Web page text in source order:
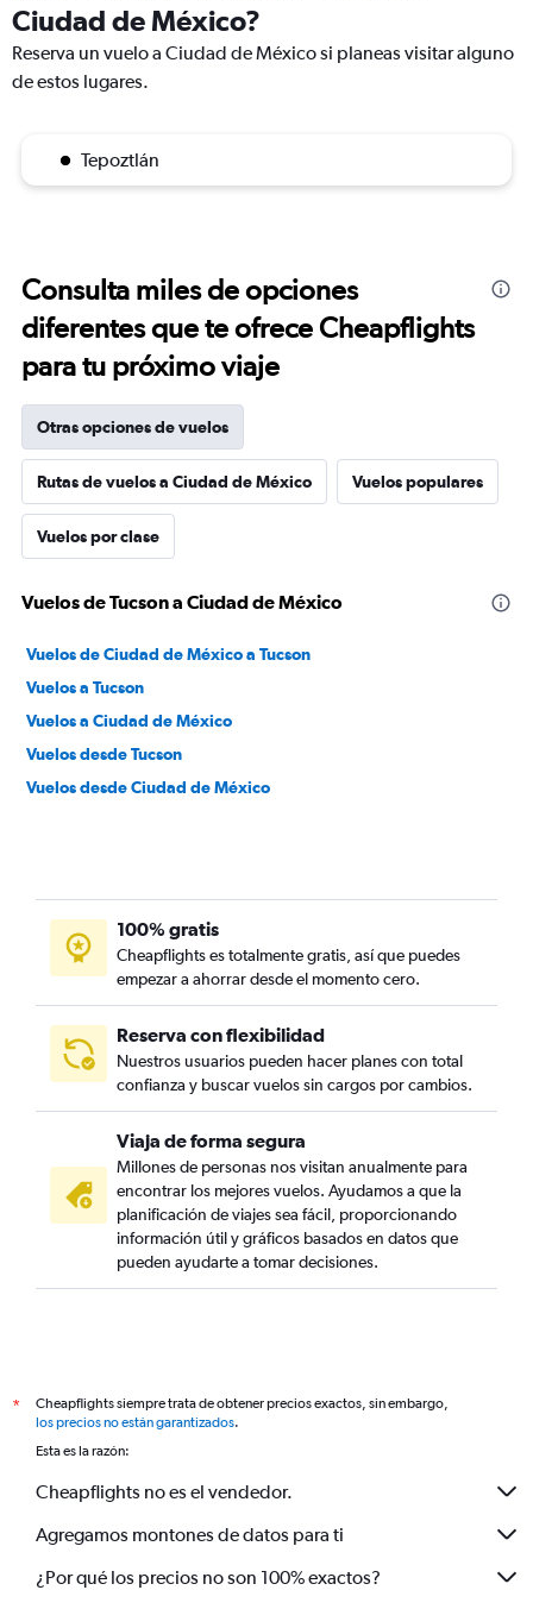
Ciudad de México?
Reserva un vuelo a Ciudad de México si planeas visitar alguno
de estos lugares.
Tepoztlán
Consulta miles de opciones
diferentes que te ofrece Cheapflights
para tu próximo viaje
Otras opciones de vuelos
Rutas de vuelos a Ciudad de México Vuelos populares
Vuelos por clase
Vuelos de Tucson a Ciudad de México
Vuelos de Ciudad de México a Tucson
Vuelos a Tucson
Vuelos a Ciudad de México
Vuelos desde Tucson
Vuelos desde Ciudad de México
100% gratis
Cheapflights es totalmente gratis, así que puedes
empezar a ahorrar desde el momento cero.
Reserva con flexibilidad
Nuestros usuarios pueden hacer planes con total
confianza y buscar vuelos sin cargos por cambios.
Viaja de forma segura
Millones de personas nos visitan anualmente para
encontrar los mejores vuelos. Ayudamos a que la
planificación de viajes sea fácil, proporcionando
información útil y gráficos basados en datos que
pueden ayudarte a tomar decisiones.
*
Cheapflights siempre trata de obtener precios exactos, sin embargo,
los precios no están garantizados.
Esta es la razón:
Cheapflights no es el vendedor.
Agregamos montones de datos para ti
¿Por qué los precios no son 100% exactos?